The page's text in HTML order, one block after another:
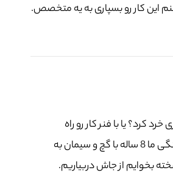
این کار رو بسپاری به یه متخصص.
کرد؟ یا با فنر کار رو راه
انداخت؟ چون توالت فرنگی ما 8 ساله با گچ و سیمان به
بخوایم از جاش دربیاریم.